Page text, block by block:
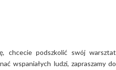
chcecie podszkolić swój warsztat
wspaniałych ludzi, zapraszamy do